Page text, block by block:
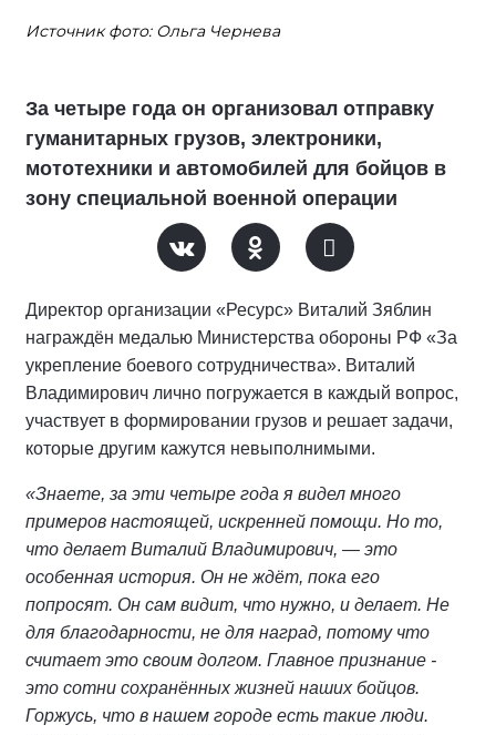
Источник фото: Ольга Чернева
За четыре года он организовал отправку
гуманитарных грузов, электроники,
мототехники и автомобилей для бойцов в
зону специальной военной операции
Директор организации «Ресурс» Виталий Зяблин
награждён медалью Министерства обороны РФ «За
укрепление боевого сотрудничества». Виталий
Владимирович лично погружается в каждый вопрос,
участвует в формировании грузов и решает задачи,
которые другим кажутся невыполнимыми.
«Знаете, за эти четыре года я видел много
примеров настоящей, искренней помощи. Но то,
что делает Виталий Владимирович, — это
особенная история. Он не ждёт, пока его
попросят. Он сам видит, что нужно, и делает. Не
для благодарности, не для наград, потому что
считает это своим долгом. Главное признание -
это сотни сохранённых жизней наших бойцов.
Горжусь, что в нашем городе есть такие люди.